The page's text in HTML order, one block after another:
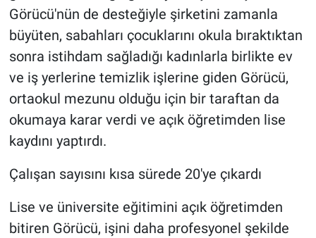
Görücü'nün de desteğiyle şirketini zamanla
büyüten, sabahları çocuklarını okula bıraktıktan
sonra istihdam sağladığı kadınlarla birlikte ev
ve iş yerlerine temizlik işlerine giden Görücü,
ortaokul mezunu olduğu için bir taraftan da
okumaya karar verdi ve açık öğretimden lise
kaydını yaptırdı.
Çalışan sayısını kısa sürede 20'ye çıkardı
Lise ve üniversite eğitimini açık öğretimden
bitiren Görücü, işini daha profesyonel şekilde